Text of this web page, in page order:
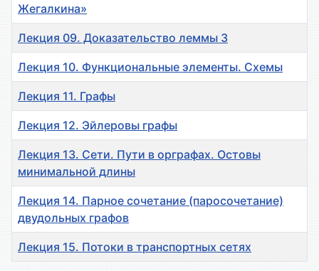
Жегалкина»
Лекция 09. Доказательство леммы 3
Лекция 10. Функциональные элементы. Схемы
Лекция 11. Графы
Лекция 12. Эйлеровы графы
Лекция 13. Сети. Пути в орграфах. Остовы
минимальной длины
Лекция 14. Парное сочетание (паросочетание)
двудольных графов
Лекция 15. Потоки в транспортных сетях